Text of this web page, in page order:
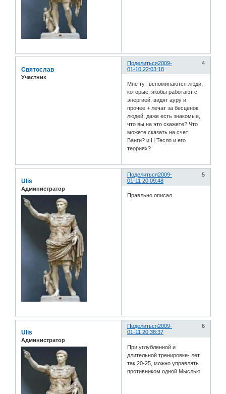
Поделиться 4
2009-
01-10 22:03:18
Святослав
Участник
Мне тут вспоминаются люди,
которые, якобы работают с
энергией, видят ауру и
прочее + лечат за бесценок
людей, даже есть знакомые,
что вы на это скажете? Что
можете сказать на счет
Ванги? и Н.Тесло и его
теориях?
Поделиться 5
2009-
01-11 20:09:48
Ulis
Администратор
Правльно описал.
Поделиться 6
2009-
01-11 20:38:37
Ulis
Администратор
При углубленной и
длительной тренировке- лет
так 20-25, можно управлять
противником одной Мыслью.